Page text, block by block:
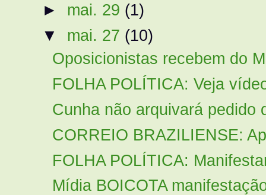
► mai. 29 (1)
▼ mai. 27 (10)
Oposicionistas recebem do
FOLHA POLÍTICA: Veja
Cunha não arquivará pedido
CORREIO BRAZILIENSE:
FOLHA POLÍTICA:
Mídia BOICOTA